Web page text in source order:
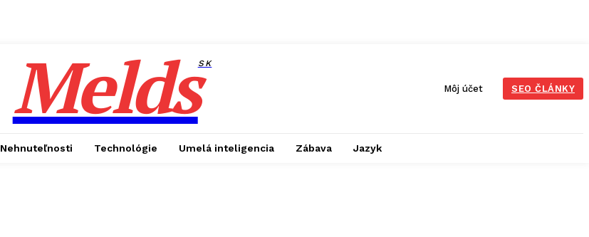
MeldsSK
Môj účet SEO ČLÁNKY
Nehnuteľnosti Technológie Umelá inteligencia Zábava Jazyk